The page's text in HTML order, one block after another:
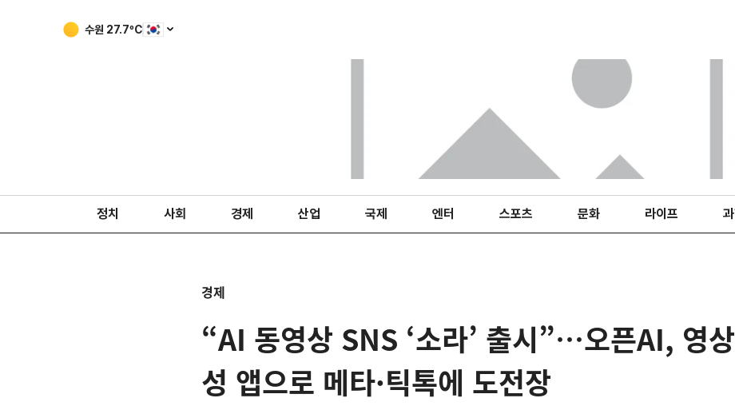
수원 27.7ºC
정치 사회 경제 산업 국제 엔터 스포츠 문화 라이프
경제
“AI 동영상 SNS ‘소라’ 출시”…오픈AI, 영
성 앱으로 메타·틱톡에 도전장